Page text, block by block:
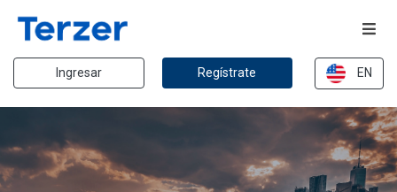
Ingresar Regístrate EN